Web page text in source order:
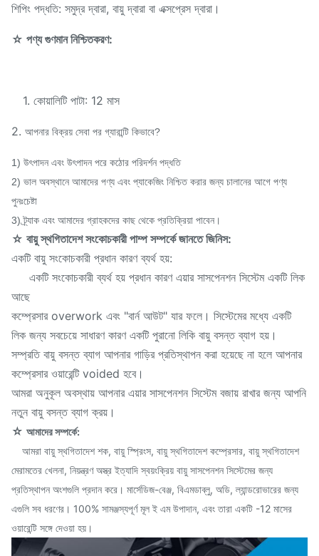
শিপিং পদ্ধতি: সমুদ্র দ্বারা, বায়ু দ্বারা বা এক্সপ্রেস দ্বারা।
☆ পণ্য গুণমান নিশ্চিতকরণ:
1. কোয়ালিটি পাটা: 12 মাস
2. আপনার বিক্রয় সেবা পর গ্যারান্টি কিভাবে?
1) উৎপাদন এবং উৎপাদন পরে কঠোর পরিদর্শন পদ্ধতি
2) ভাল অবস্থানে আমাদের পণ্য এবং প্যাকেজিং নিশ্চিত করার জন্য চালানের আগে পণ্য
পুনঃচেষ্টা
3) ট্র্যাক এবং আমাদের গ্রাহকদের কাছ থেকে প্রতিক্রিয়া পাবেন।
☆ বায়ু স্থগিতাদেশ সংকোচকারী পাম্প সম্পর্কে জানতে জিনিস:
একটি বায়ু সংকোচকারী প্রধান কারণ ব্যর্থ হয়:
একটি সংকোচকারী ব্যর্থ হয় প্রধান কারণ এয়ার সাসপেনশন সিস্টেম একটি লিক
আছে
কম্প্রেসার overwork এবং "বার্ন আউট" যার ফলে। সিস্টেমের মধ্যে একটি
লিক জন্য সবচেয়ে সাধারণ কারণ একটি পুরানো লিকি বায়ু বসন্ত ব্যাগ হয়।
সম্প্রতি বায়ু বসন্ত ব্যাগ আপনার গাড়ির প্রতিস্থাপন করা হয়েছে না হলে আপনার
কম্প্রেসার ওয়ারেন্টি voided হবে।
আমরা অনুকূল অবস্থায় আপনার এয়ার সাসপেনশন সিস্টেম বজায় রাখার জন্য আপনি
নতুন বায়ু বসন্ত ব্যাগ ক্রয়।
☆ আমাদের সম্পর্কে:
আমরা বায়ু স্থগিতাদেশ শক, বায়ু স্প্রিংস, বায়ু স্থগিতাদেশ কম্প্রেসার, বায়ু স্থগিতাদেশ
মেরামতের খেলনা, নিয়ন্ত্রণ অস্ত্র ইত্যাদি স্বয়ংক্রিয় বায়ু সাসপেনশন সিস্টেমের জন্য
প্রতিস্থাপন অংশগুলি প্রদান করে। মার্সেডিজ-বেঞ্জ, বিএমডাব্লু, অডি, ল্যান্ডরোভারের জন্য
এগুলি সব ধরণের। 100% সামঞ্জস্যপূর্ণ মূল ই এম উপাদান, এবং তারা একটি -12 মাসের
ওয়ারেন্টি সঙ্গে দেওয়া হয়।